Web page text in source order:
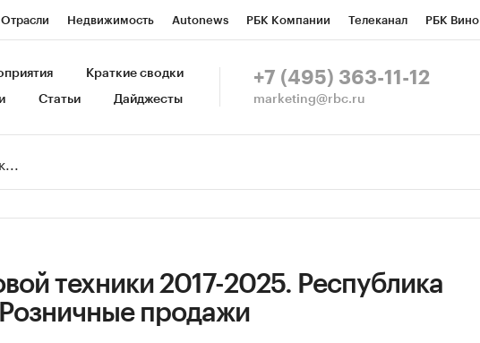
Отрасли Недвижимость Autonews РБК Компании Телеканал РБК Вино
Спецпроекты СПб Конференции СПб Спецпроекты
Краткие сводки
Статьи Дайджесты
+7 (495) 363-11-12
marketing@rbc.ru
техники 2017-2025. Республика
продажи